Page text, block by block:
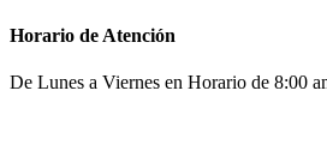
Horario de Atención
De Lunes a Viernes en Horario de 8:00